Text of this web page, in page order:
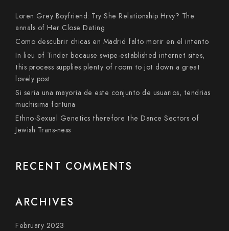
Loren Grey Boyfriend: Try She Relationship Hrvy? The
annals of Her Close Dating
Como descubrir chicas en Madrid falto morir en el intento
In lieu of Tinder because swipe-established internet sites,
this process supplies plenty of room to jot down a great
lovely post
Si seri­a una mayoria de este conjunto de usuarios, tendri­as
muchisima fortuna
Ethno-Sexual Genetics therefore the Dance Sectors of
Jewish Trans-ness
RECENT COMMENTS
ARCHIVES
February 2023